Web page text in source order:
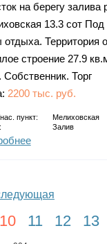
на берегу залива
13.3 сот Под
отдыха. Территория
строение 27.9
Собственник. Торг
2200 тыс. руб.
пункт:
Мелиховская
Залив
10 11 12 13